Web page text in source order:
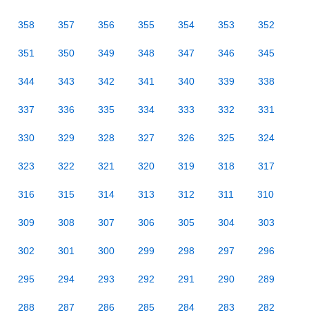
358 357 356 355 354 353 352
351 350 349 348 347 346 345
344 343 342 341 340 339 338
337 336 335 334 333 332 331
330 329 328 327 326 325 324
323 322 321 320 319 318 317
316 315 314 313 312 311 310
309 308 307 306 305 304 303
302 301 300 299 298 297 296
295 294 293 292 291 290 289
288 287 286 285 284 283 282